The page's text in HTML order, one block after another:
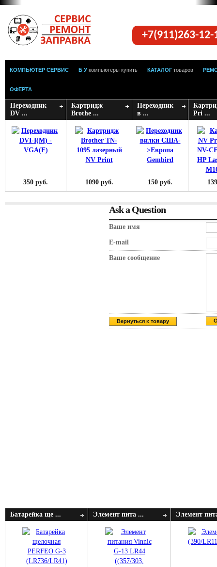
+7(911)263-
КОМПЬЮТЕР СЕРВИС Б У компьютеры купить КАТАЛОГ товаров
ОФЕРТА
Переходник
DV ...
350 руб.
Картридж
Brothe ...
1090 руб.
Переходник
в ...
150 руб.
Pri ...
Ask a Question
Ваше имя
E-mail
Ваше сообщение
Вернуться к товару
Батарейка ще ... Элемент пита ... Элемент